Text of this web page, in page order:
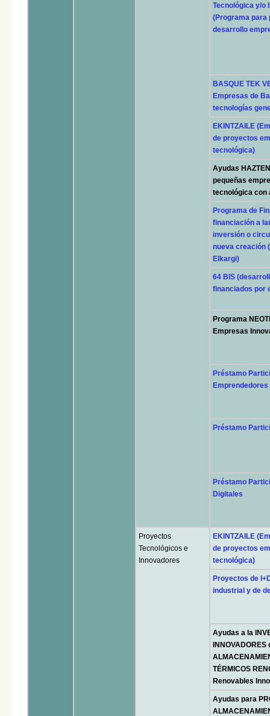
Tecnológica y/o
(Programa para
desarrollo
BASQUE TEK
Empresas de
tecnologías
EKINTZAILE
de proyectos
tecnológica)
Ayudas
pequeñas
tecnológica con
Programa de
financiación a
inversión o
nueva creación
Elkargi)
64 BIS
financiados por
Programa
Empresas
Préstamo
Emprendedores
Préstamo
Préstamo
Digitales
Proyectos
Tecnológicos e
Innovadores
EKINTZAILE
de proyectos
tecnológica)
Proyectos de
industrial y de
Ayudas a la
TÉRMICOS
Renovables
Ayudas para